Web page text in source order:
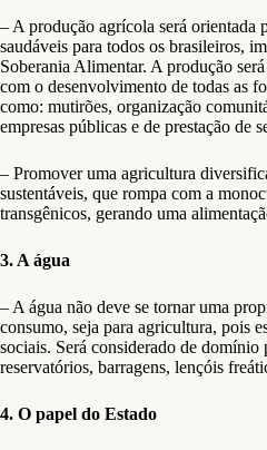
– A produção agrícola será orientada
saudáveis para todos os brasileiros,
Soberania Alimentar. A produção
com o desenvolvimento de todas as
como: mutirões, organização
empresas públicas e de prestação de
– Promover uma agricultura
sustentáveis, que rompa com a
transgênicos, gerando uma
3. A água
– A água não deve se tornar uma
consumo, seja para agricultura, pois
sociais. Será considerado de
reservatórios, barragens, lençóis
4. O papel do Estado